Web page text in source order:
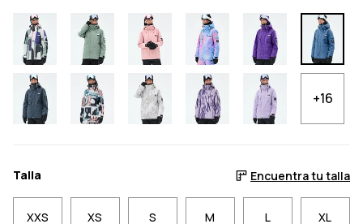
+16
Talla Encuentra tu talla
XXS XS S M L XL